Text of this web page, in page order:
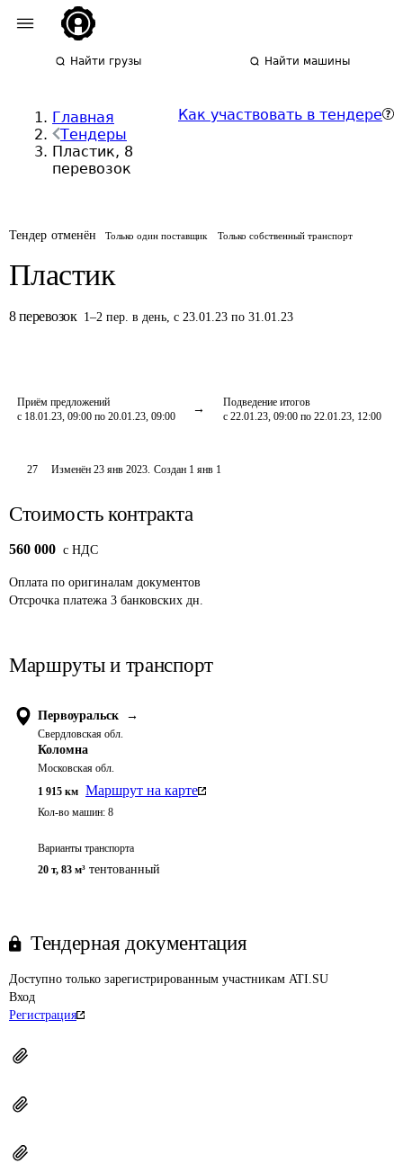
Найти грузы Найти машины
Главная
Тендеры
Пластик, 8
перевозок
Как участвовать в тендере
Тендер отменён Только один поставщик Только собственный транспорт
Пластик
8 перевозок 1–2 пер. в день,с 23.01.23 по 31.01.23
Приём предложений
с 18.01.23, 09:00 по 20.01.23, 09:00
Подведение итогов
с 22.01.23, 09:00 по 22.01.23, 12:00
27 Изменён23 янв 2023. Создан 1 янв 1
Стоимость контракта
560 000 c НДС
Оплата по оригиналам документов
Отсрочка платежа 3 банковских дн.
Маршруты и транспорт
Первоуральск →
Свердловская обл.
Коломна
Московская обл.
1 915 км Маршрут на карте
Кол-во машин: 8
Варианты транспорта
20 т, 83 м³ тентованный
Тендерная документация
Доступно только зарегистрированным участникам ATI.SU
Вход
Регистрация